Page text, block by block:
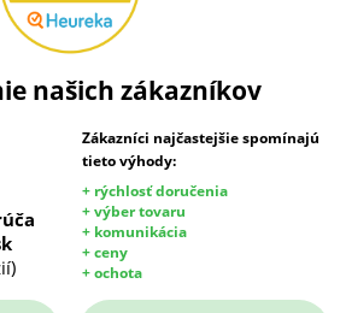
našich zákazníkov
Zákazníci najčastejšie spomínajú
tieto výhody:
+ rýchlosť doručenia
+ výber tovaru
+ komunikácia
+ ceny
+ ochota